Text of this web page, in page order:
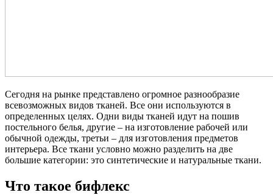
Сегодня на рынке представлено огромное разнообразие
всевозможных видов тканей. Все они используются в
определенных целях. Одни виды тканей идут на пошив
постельного белья, другие – на изготовление рабочей или
обычной одежды, третьи – для изготовления предметов
интерьера. Все ткани условно можно разделить на две
большие категории: это синтетические и натуральные ткани.
Что такое бифлекс